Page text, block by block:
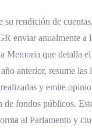
su rendición de
enviar anualmente a
Memoria que detalla
anterior, resume las
y emite
de fondos públicos.
al Parlamento y